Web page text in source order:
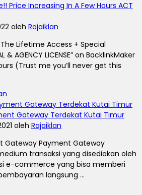
Price Increasing In A Few Hours ACT
oleh Rajaiklan
Lifetime Access + Special
& AGENCY LICENSE” on BacklinkMaker
(Trust me you’ll never get this
Gateway Terdekat Kutai Timur
oleh Rajaiklan
Gateway Payment Gateway
transaksi yang disediakan oleh
e-commerce yang bisa memberi
langsung ...